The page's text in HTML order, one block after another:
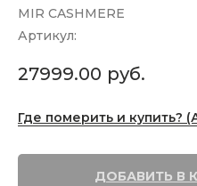
MIR CASHMERE
Артикул:
27999.00 руб.
Где померить и купить?
ДОБАВИТЬ В